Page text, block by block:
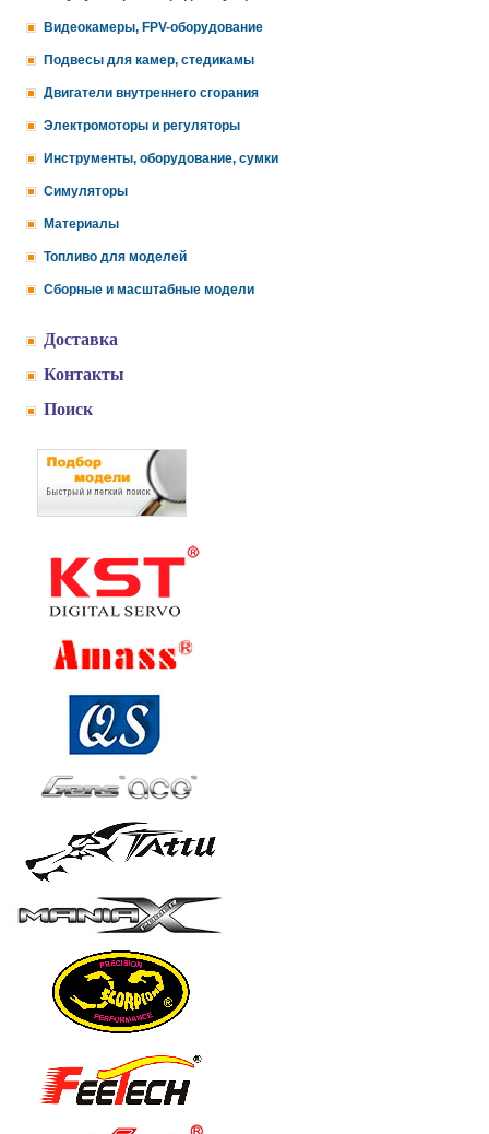
Видеокамеры, FPV-оборудование
Подвесы для камер, стедикамы
Двигатели внутреннего сгорания
Электромоторы и регуляторы
Инструменты, оборудование, сумки
Симуляторы
Материалы
Топливо для моделей
Сборные и масштабные модели
Доставка
Контакты
Поиск